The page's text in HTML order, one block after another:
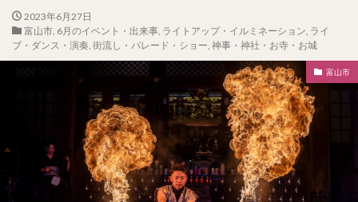
2023年6月27日
富山市, 6月のイベント・出来事, ライトアップ・イルミネーション, ライ
ブ・ダンス・演奏, 街流し・パレード・ショー, 神事・神社・お寺・お城
富山市